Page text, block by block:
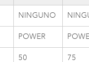
NINGUNO
POWER
50 75